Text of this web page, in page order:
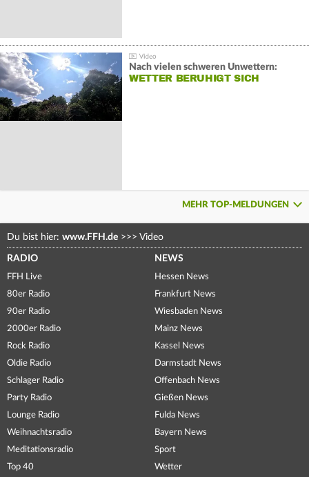
Nach vielen schweren Unwettern:
WETTER BERUHIGT SICH
MEHR TOP-MELDUNGEN
Du bist hier: www.FFH.de >>> Video
RADIO
FFH Live
80er Radio
90er Radio
2000er Radio
Rock Radio
Oldie Radio
Schlager Radio
Party Radio
Lounge Radio
Weihnachtsradio
Meditationsradio
Top 40
NEWS
Hessen News
Frankfurt News
Wiesbaden News
Mainz News
Kassel News
Darmstadt News
Offenbach News
Gießen News
Fulda News
Bayern News
Sport
Wetter